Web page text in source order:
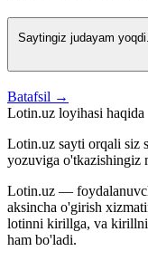
Saytingiz judayam
Batafsil →
Lotin.uz loyihasi haqida
Lotin.uz sayti orqali siz
yozuviga o'tkazishingiz
Lotin.uz —
aksincha o'girish
lotinni kirillga, va kirillni
ham bo'ladi.